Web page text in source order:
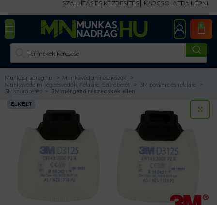
SZÁLLÍTÁS ÉS KÉZBESÍTÉS KAPCSOLATBA LÉPNI
0
Munkasnadrag.hu
Munkavédelmi eszközök
Munkavédelmi légzésvédők, Félálarc, Szűrőbetét
3M porálarc és félálarc
3M szűrőbetét
3M mérgező részecskék ellen
ELKELT